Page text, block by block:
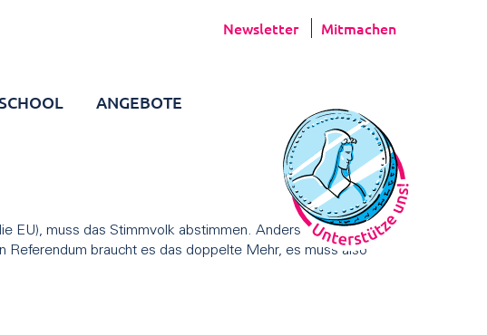
Newsletter Mitmachen
ANGEBOTE
EU), muss das Stimmvolk abstimmen. Anders als bei einem
braucht es das doppelte Mehr, es muss also